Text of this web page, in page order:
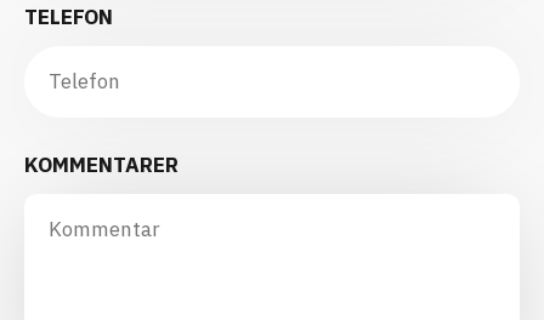
TELEFON
KOMMENTARER